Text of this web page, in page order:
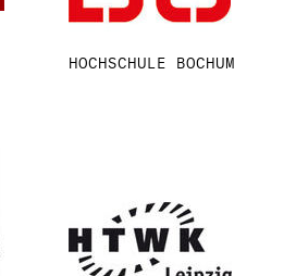
HOCHSCHULE BOCHUM